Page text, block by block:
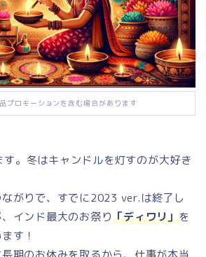
プロモーションを含む場合があります
。冬はキャンドルを灯すのが大好き
がりで、すでに2023 ver.は終了し
インド最大のお祭り「ディワリ」を
す！